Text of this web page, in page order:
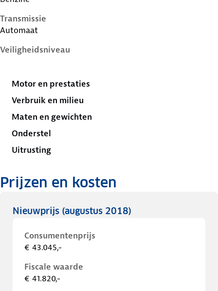
Transmissie
Automaat
Veiligheidsniveau
Motor en prestaties
Verbruik en milieu
Maten en gewichten
Onderstel
Uitrusting
Prijzen en kosten
Nieuwprijs (augustus 2018)
Consumentenprijs
€ 43.045,-
Fiscale waarde
€ 41.820,-